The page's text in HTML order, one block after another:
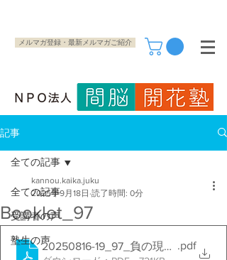
メルマガ登録・最新メルマガご紹介
記事
全ての記事
受講者の声
塾生の声
全ての記事
Booklet_97
kannou.kaika.juku
2025年9月18日 読了時間: 0分
20250816-19_97_負の現実を大逆転
.pdf